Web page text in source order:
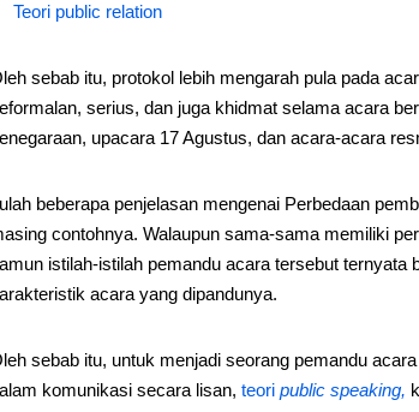
Teori public relation
sebab itu, protokol lebih mengarah pula pada
serius, dan juga khidmat selama acara
upacara 17 Agustus, dan acara-acara
beberapa penjelasan mengenai Perbedaan
contohnya. Walaupun sama-sama memiliki
istilah-istilah pemandu acara tersebut ternyata
acara yang dipandunya.
sebab itu, untuk menjadi seorang pemandu
komunikasi secara lisan, teoripublic speaking,